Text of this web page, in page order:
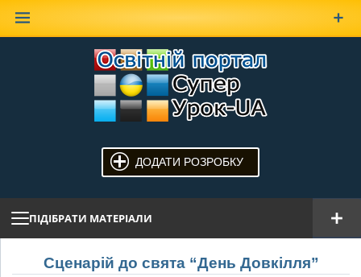
ДОДАТИ РОЗРОБКУ
ПІДІБРАТИ МАТЕРІАЛИ
Сценарій до свята “День Довкілля”